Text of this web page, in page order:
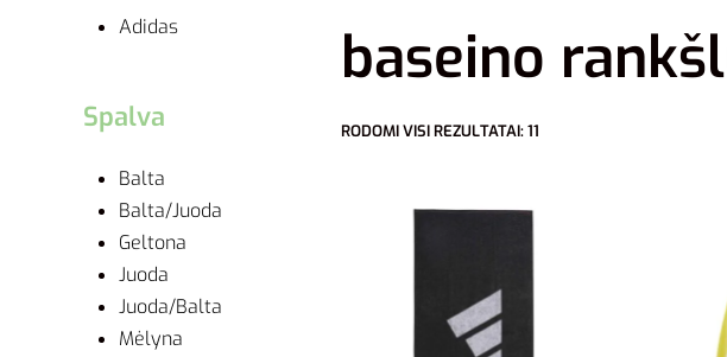
Adidas
Spalva
Balta
Balta/Juoda
Geltona
Juoda
Juoda/Balta
Mėlyna
baseino
RODOMI VISI REZULTATAI: 11